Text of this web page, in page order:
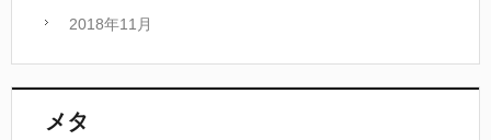
2018年11月
メタ